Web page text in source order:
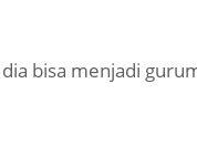
bisa menjadi